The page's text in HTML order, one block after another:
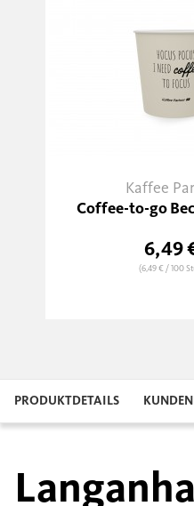
Kaffee
Coffee-to-go
6,49
(6,49 €/ 100
PRODUKTDETAILS